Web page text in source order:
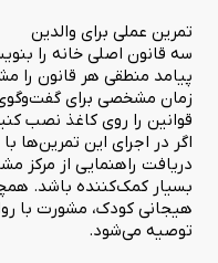
تمرین عملی برای والدین
سه قانون اصلی خانه را
پیامد منطقی هر قانون را
زمان مشخصی برای
قوانین را روی کاغذ نصب
اگر در اجرای این تمرین‌ها
دریافت راهنمایی از مرکز
بسیار کمک‌کننده باشد.
هیجانی کودک، مشورت با
توصیه می‌شود.